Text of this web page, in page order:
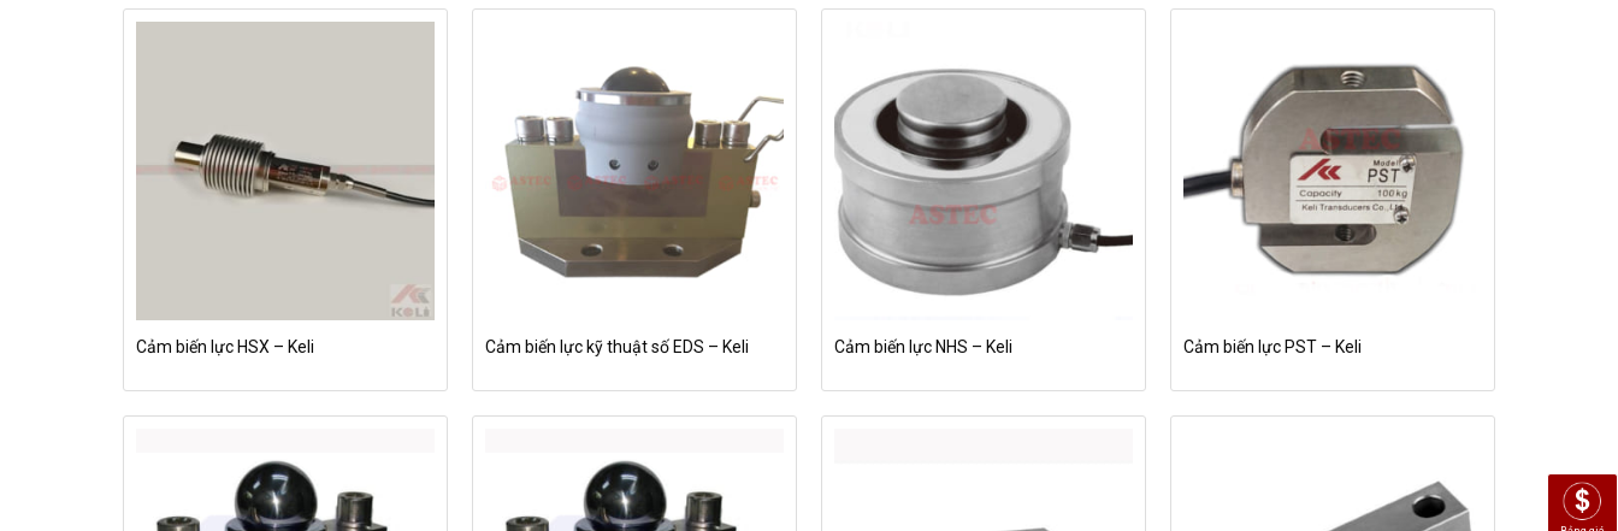
Cảm biến lực HSX – Keli Cảm biến lực kỹ thuật số EDS – Keli Cảm biến lực NHS – Keli Cảm biến lực PST – Keli